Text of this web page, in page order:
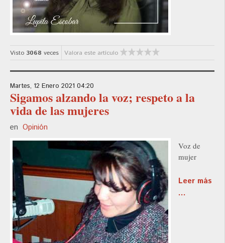
Visto 3068 veces Valora este artículo
Martes, 12 Enero 2021 04:20
Sigamos alzando la voz; respeto a la
vida de las mujeres
en Opinión
Voz de
mujer
Leer más
...